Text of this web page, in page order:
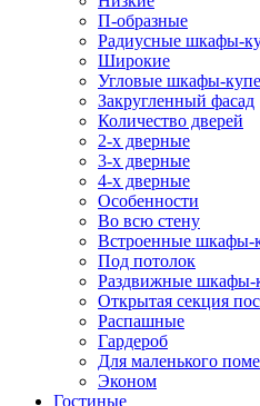
П-образные
Радиусные шкафы-
Широкие
Угловые шкафы-купе
Закругленный фасад
Количество дверей
2-х дверные
3-х дверные
4-х дверные
Особенности
Во всю стену
Встроенные шкафы-
Под потолок
Раздвижные шкафы-
Открытая секция
Распашные
Гардероб
Для маленького
Эконом
Гостиные